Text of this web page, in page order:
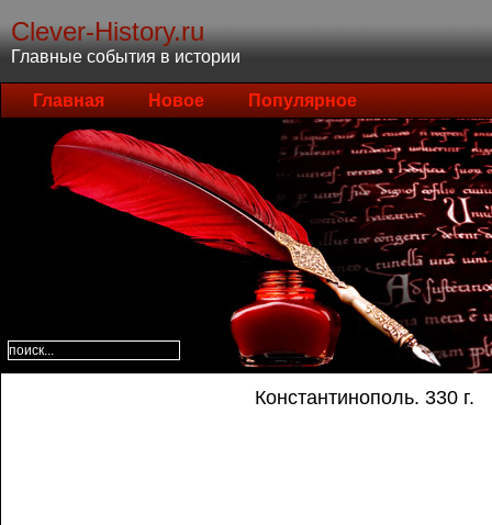
Clever-History.ru
Главные события в истории
Главная Новое Популярное
Константинополь. 330 г.